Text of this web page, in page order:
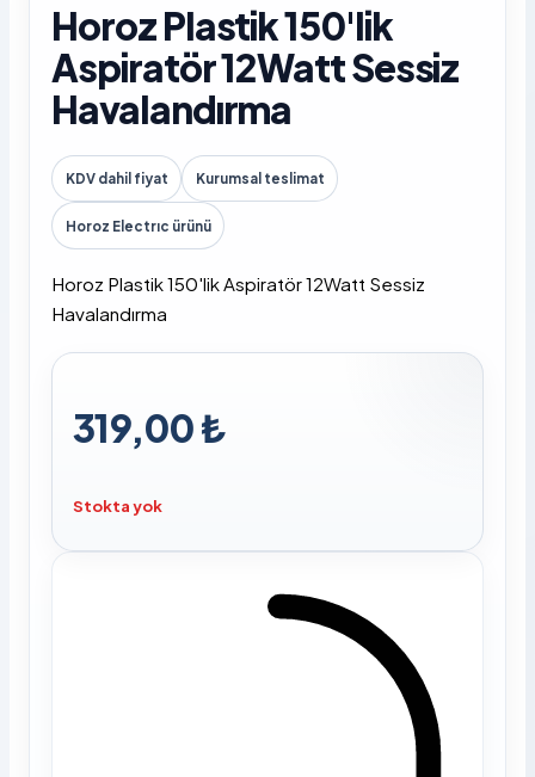
Horoz Plastik 150'lik
Aspiratör 12Watt Sessiz
Havalandırma
KDV dahil fiyat Kurumsal teslimat
Horoz Electrıc ürünü
Horoz Plastik 150'lik Aspiratör 12Watt Sessiz
Havalandırma
319,00 ₺
Stokta yok